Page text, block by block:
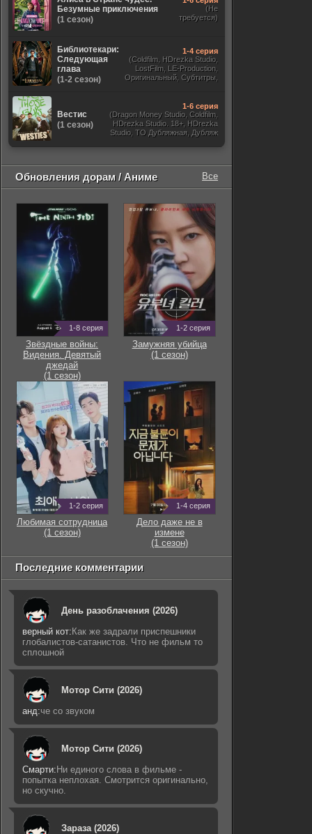
Безумные приключения
(1 сезон)
(Не
требуется)
Библиотекари:
Следующая
глава
(1-2 сезон)
1-4 серия
(Coldfilm, HDrezka Studio,
LostFilm, LE-Production,
Оригинальный, Субтитры,
Вестис
(1 сезон)
1-6 серия
(Dragon Money Studio, Coldfilm,
HDrezka Studio. 18+, HDrezka
Studio, ТО Дубляжная, Дубляж
Обновления дорам / Аниме Все
1-8 серия
Звёздные войны:
Видения. Девятый
джедай
(1 сезон)
1-2 серия
Замужняя убийца
(1 сезон)
1-2 серия
Любимая сотрудница
(1 сезон)
1-4 серия
Дело даже не в
измене
(1 сезон)
Последние комментарии
День разоблачения (2026)
верный кот: Как же задрали приспешники
глобалистов-сатанистов. Что не фильм то
сплошной
Мотор Сити (2026)
анд:че со звуком
Мотор Сити (2026)
Смарти: Ни единого слова в фильме -
попытка неплохая. Смотрится оригинально,
но скучно.
Зараза (2026)